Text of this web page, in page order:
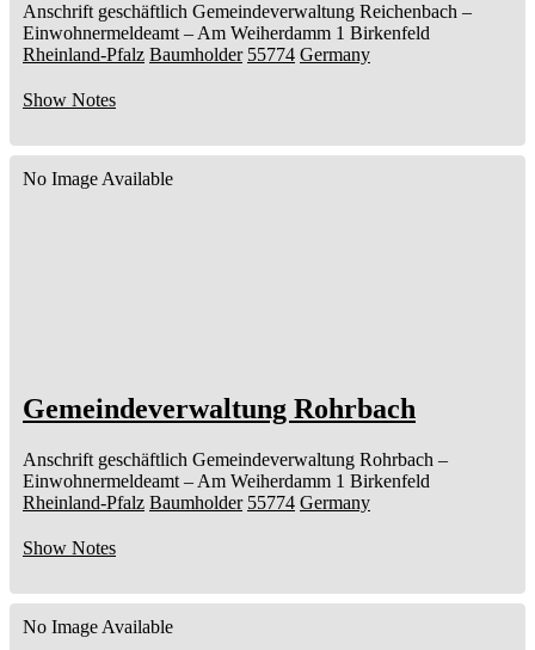
Anschrift geschäftlich Gemeindeverwaltung Reichenbach –
Einwohnermeldeamt – Am Weiherdamm 1 Birkenfeld
Rheinland-Pfalz Baumholder 55774 Germany
Show Notes
No Image Available
Gemeindeverwaltung Rohrbach
Anschrift geschäftlich Gemeindeverwaltung Rohrbach –
Einwohnermeldeamt – Am Weiherdamm 1 Birkenfeld
Rheinland-Pfalz Baumholder 55774 Germany
Show Notes
No Image Available